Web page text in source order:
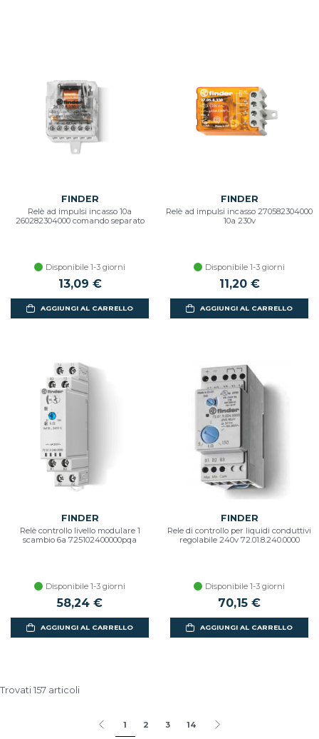
FINDER
Relè ad impulsi incasso 10a
260282304000 comando separato
Disponibile 1-3 giorni
13,09 €
AGGIUNGI AL CARRELLO
FINDER
Relè ad impulsi incasso 270582304000
10a 230v
Disponibile 1-3 giorni
11,20 €
AGGIUNGI AL CARRELLO
FINDER
Relè controllo livello modulare 1
scambio 6a 725102400000pqa
Disponibile 1-3 giorni
58,24 €
AGGIUNGI AL CARRELLO
FINDER
Rele di controllo per liquidi conduttivi
regolabile 240v 72.01.8.240.0000
Disponibile 1-3 giorni
70,15 €
AGGIUNGI AL CARRELLO
Trovati 157 articoli
1 2 3 14